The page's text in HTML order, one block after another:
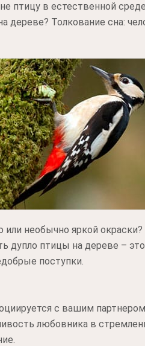
птицу в естественной
дереве? Толкование сна:
необычно яркой
дупло птицы на дереве –
поступки.
с вашим
любовника в